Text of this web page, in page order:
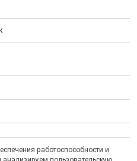
работоспособности и